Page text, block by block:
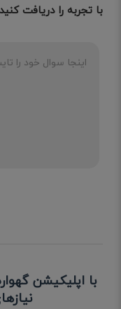
با تجربه را دریافت
با اپلیکیشن